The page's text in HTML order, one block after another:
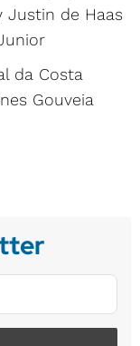
Justin de Haas
da Costa
Gouveia